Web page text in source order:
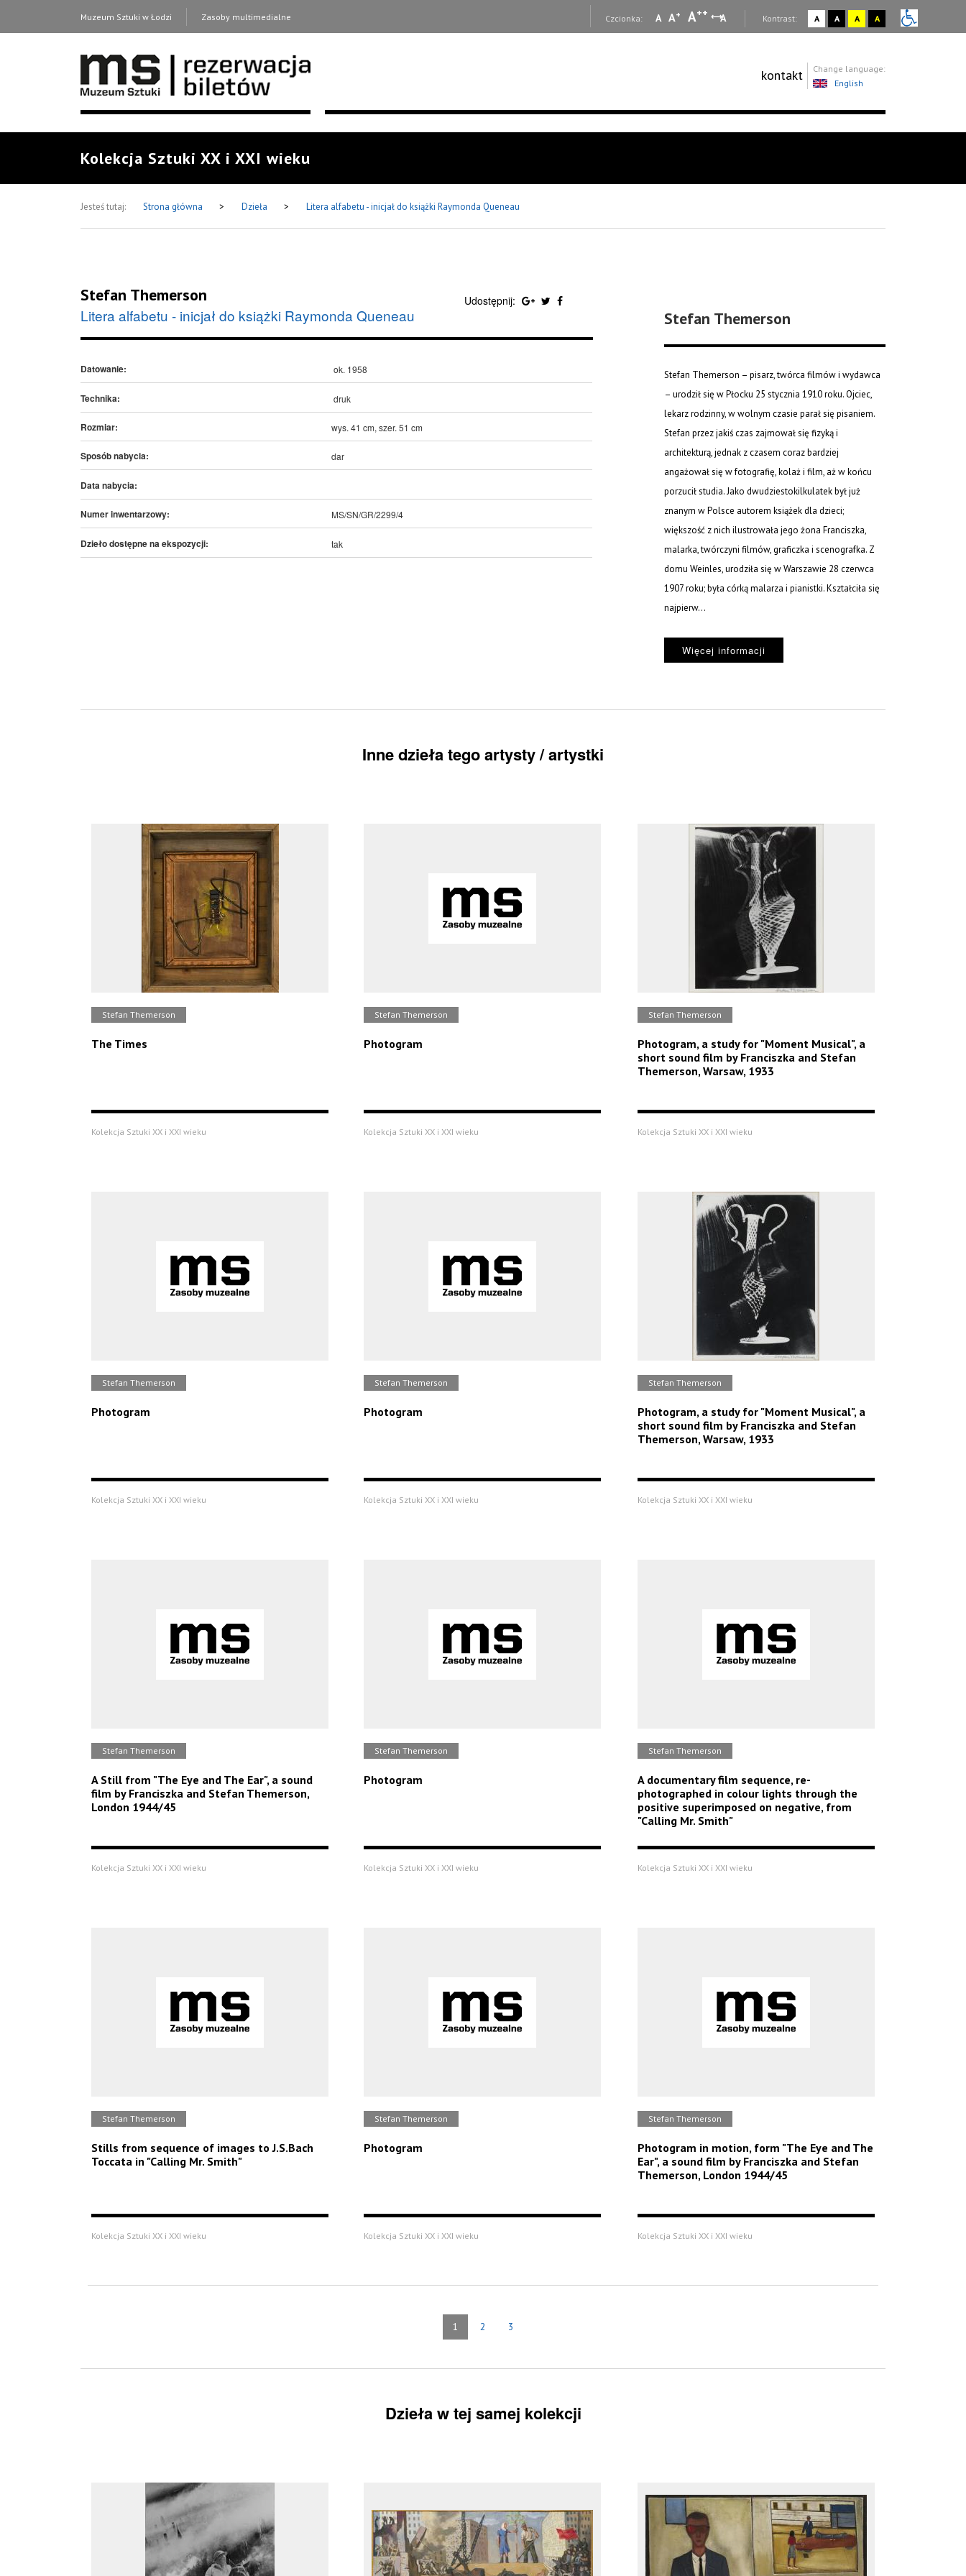
Muzeum Sztuki w Łodzi Zasoby multimedialne Czcionka: A A+ A++ A Kontrast: A A A A
kontakt
Change language:
English
Kolekcja Sztuki XX i XXI wieku
Jesteś tutaj: Strona główna > Dzieła > Litera alfabetu - inicjał do książki Raymonda Queneau
Stefan Themerson
Litera alfabetu - inicjał do książki Raymonda Queneau
Udostępnij:
Datowanie: ok. 1958
Technika: druk
Rozmiar: wys. 41 cm, szer. 51 cm
Sposób nabycia: dar
Data nabycia:
Numer inwentarzowy: MS/SN/GR/2299/4
Dzieło dostępne na ekspozycji: tak
Stefan Themerson
Stefan Themerson – pisarz, twórca filmów i wydawca
– urodził się w Płocku 25 stycznia 1910 roku. Ojciec,
lekarz rodzinny, w wolnym czasie parał się pisaniem.
Stefan przez jakiś czas zajmował się fizyką i
architekturą, jednak z czasem coraz bardziej
angażował się w fotografię, kolaż i film, aż w końcu
porzucił studia. Jako dwudziestokilkulatek był już
znanym w Polsce autorem książek dla dzieci;
większość z nich ilustrowała jego żona Franciszka,
malarka, twórczyni filmów, graficzka i scenografka. Z
domu Weinles, urodziła się w Warszawie 28 czerwca
1907 roku; była córką malarza i pianistki. Kształciła się
najpierw...
Więcej informacji
Inne dzieła tego artysty / artystki
Stefan Themerson
The Times
Kolekcja Sztuki XX i XXI wieku
Stefan Themerson
Photogram
Kolekcja Sztuki XX i XXI wieku
Stefan Themerson
Photogram, a study for "Moment Musical", a
short sound film by Franciszka and Stefan
Themerson, Warsaw, 1933
Kolekcja Sztuki XX i XXI wieku
Stefan Themerson
Photogram
Kolekcja Sztuki XX i XXI wieku
Stefan Themerson
Photogram
Kolekcja Sztuki XX i XXI wieku
Stefan Themerson
Photogram, a study for "Moment Musical", a
short sound film by Franciszka and Stefan
Themerson, Warsaw, 1933
Kolekcja Sztuki XX i XXI wieku
Stefan Themerson
A Still from "The Eye and The Ear", a sound
film by Franciszka and Stefan Themerson,
London 1944/45
Kolekcja Sztuki XX i XXI wieku
Stefan Themerson
Photogram
Kolekcja Sztuki XX i XXI wieku
Stefan Themerson
A documentary film sequence, re-
photographed in colour lights through the
positive superimposed on negative, from
"Calling Mr. Smith"
Kolekcja Sztuki XX i XXI wieku
Stefan Themerson
Stills from sequence of images to J.S.Bach
Toccata in "Calling Mr. Smith"
Kolekcja Sztuki XX i XXI wieku
Stefan Themerson
Photogram
Kolekcja Sztuki XX i XXI wieku
Stefan Themerson
Photogram in motion, form "The Eye and The
Ear", a sound film by Franciszka and Stefan
Themerson, London 1944/45
Kolekcja Sztuki XX i XXI wieku
1 2 3
Dzieła w tej samej kolekcji